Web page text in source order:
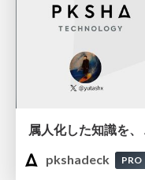
属人化した知識を
pkshadeck
PRO